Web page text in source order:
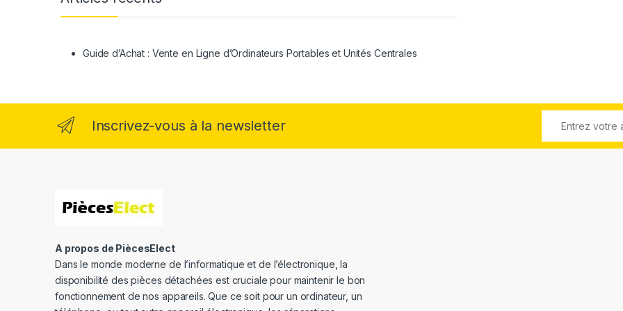
Guide d’Achat : Vente en Ligne d’Ordinateurs Portables et Unités Centrales
Inscrivez-vous à la newsletter
A propos de PiècesElect
Dans le monde moderne de l’informatique et de l’électronique, la
disponibilité des pièces détachées est cruciale pour maintenir le bon
fonctionnement de nos appareils. Que ce soit pour un ordinateur, un